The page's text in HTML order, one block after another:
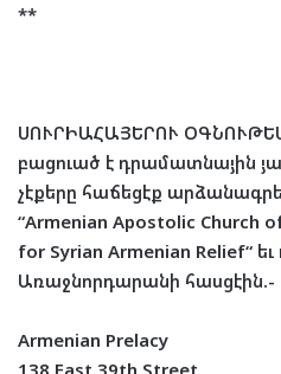
**
ՍՈՒՐԻԱՀԱՅԵՐՈՒ
բացուած է դրամատնային
չէքերը հաճեցէք
“Armenian Apostolic Church
for Syrian Armenian Relief“ եւ
Առաջնորդարանի հասցէին.-
Armenian Prelacy
138 East 39th Street